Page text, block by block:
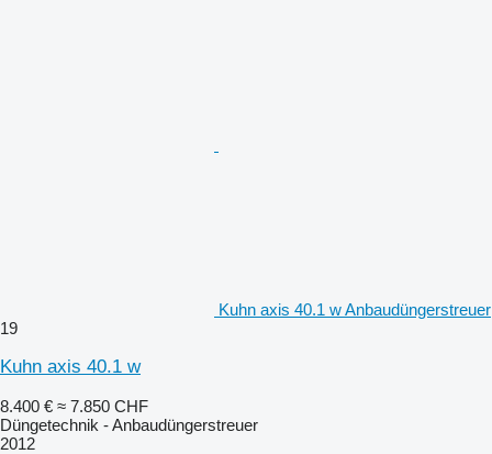
Kuhn axis 40.1 w Anbaudüngerstreuer
19
Kuhn axis 40.1 w
8.400 € ≈ 7.850 CHF
Düngetechnik - Anbaudüngerstreuer
2012